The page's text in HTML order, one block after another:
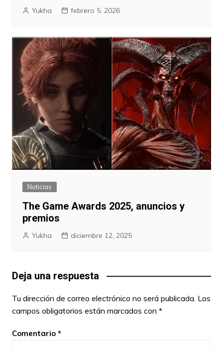
Yukha febrero 5, 2026
Noticias
The Game Awards 2025, anuncios y
premios
Yukha diciembre 12, 2025
Deja una respuesta
Tu dirección de correo electrónico no será publicada. Los
campos obligatorios están marcados con *
Comentario *